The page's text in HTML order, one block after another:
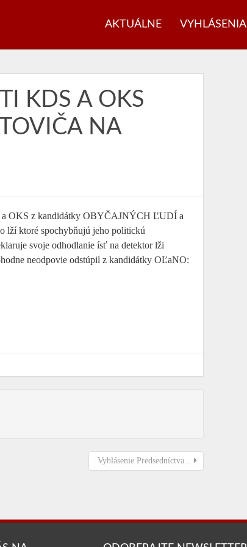
AKTUÁLNE VYHLÁSENIA
KDS A OKS
NA
a OKS z kandidátky OBYČAJNÝCH ĽUDÍ a
lží ktoré spochybňujú jeho politickú
svoje odhodlanie ísť na detektor lži
neodpovie odstúpil z kandidátky OĽaNO:
Vyhlásenie Predsedníctva...